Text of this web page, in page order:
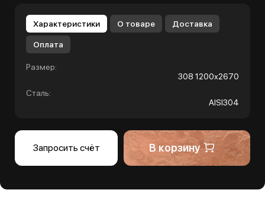
Характеристики О товаре Доставка
Оплата
Размер:
308 1200х2670
Сталь:
AISI304
Запросить счёт В корзину